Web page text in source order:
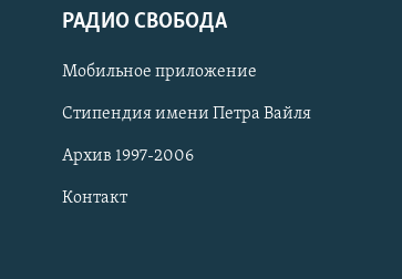
СОЦИАЛЬНЫЕ СЕТИ
РАДИО СВОБОДА
Мобильное приложение
Стипендия имени Петра Вайля
Архив 1997-2006
Контакт